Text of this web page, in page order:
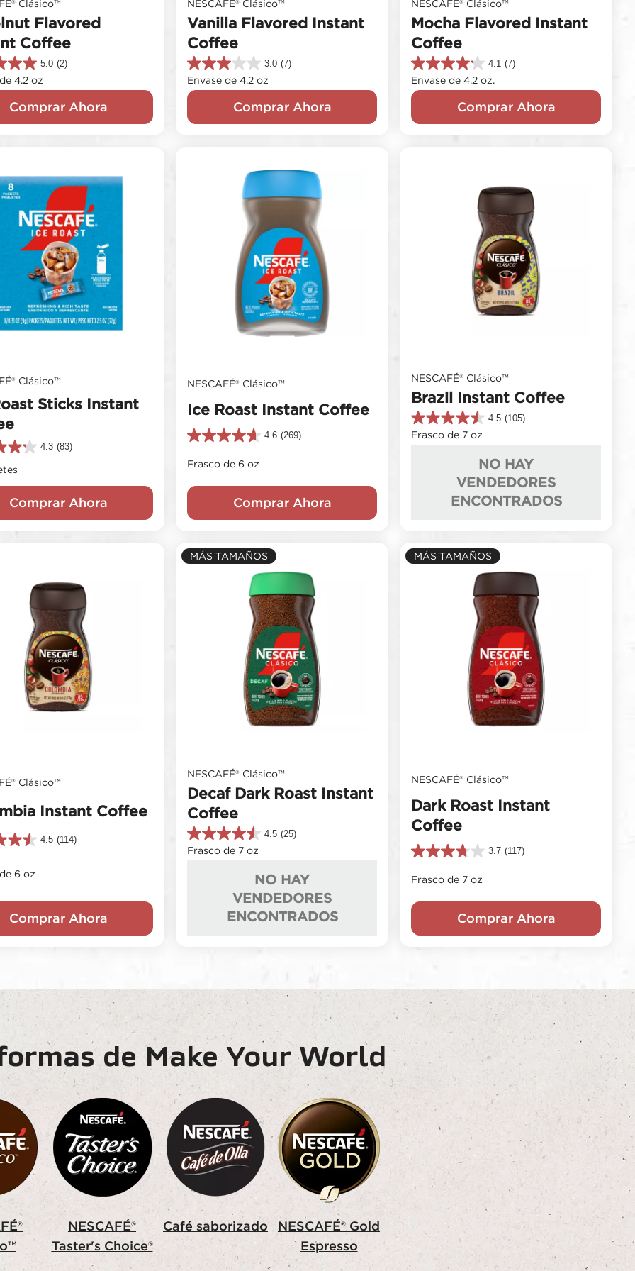
Clásico™
Flavored
Coffee
5.0 (2)
4.2 oz
Comprar Ahora
NESCAFÉ® Clásico™
Vanilla Flavored Instant
Coffee
3.0 (7)
3.0
de
5
7
Envase de 4.2 oz
Comprar Ahora
NESCAFÉ® Clásico™
Mocha Flavored Instant
Coffee
4.1 (7)
4.1
de
5
7
Envase de 4.2 oz.
Comprar Ahora
Clásico™
Sticks Instant
4.3 (83)
Comprar Ahora
NESCAFÉ® Clásico™
Ice Roast Instant Coffee
4.6 (269)
4.6
5
269
Frasco de 6 oz
Comprar Ahora
NESCAFÉ® Clásico™
Brazil Instant Coffee
4.5 (105)
4.5
de
Frasco de 7 oz
NO HAY
VENDEDORES
ENCONTRADOS
Clásico™
Instant Coffee
4.5 (114)
6 oz
Comprar Ahora
MÁS TAMAÑOS
NESCAFÉ® Clásico™
Decaf Dark Roast Instant
Coffee
4.5 (25)
4.5
de
Frasco de 7 oz
NO HAY
VENDEDORES
ENCONTRADOS
MÁS TAMAÑOS
NESCAFÉ® Clásico™
Dark Roast Instant
Coffee
3.7 (117)
3.7
5
117
Frasco de 7 oz
Comprar Ahora
de Make Your World
NESCAFÉ®
Taster's Choice®
Café saborizado
NESCAFÉ® Gold
Espresso